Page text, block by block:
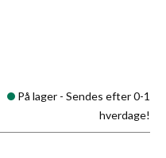
På lager - Sendes efter 0-1
hverdage!